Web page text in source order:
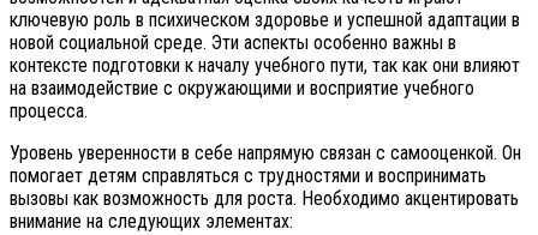
ключевую роль в психическом здоровье и успешной адаптации в
новой социальной среде. Эти аспекты особенно важны в
контексте подготовки к началу учебного пути, так как они влияют
на взаимодействие с окружающими и восприятие учебного
процесса.
Уровень уверенности в себе напрямую связан с самооценкой. Он
помогает детям справляться с трудностями и воспринимать
вызовы как возможность для роста. Необходимо акцентировать
внимание на следующих элементах: